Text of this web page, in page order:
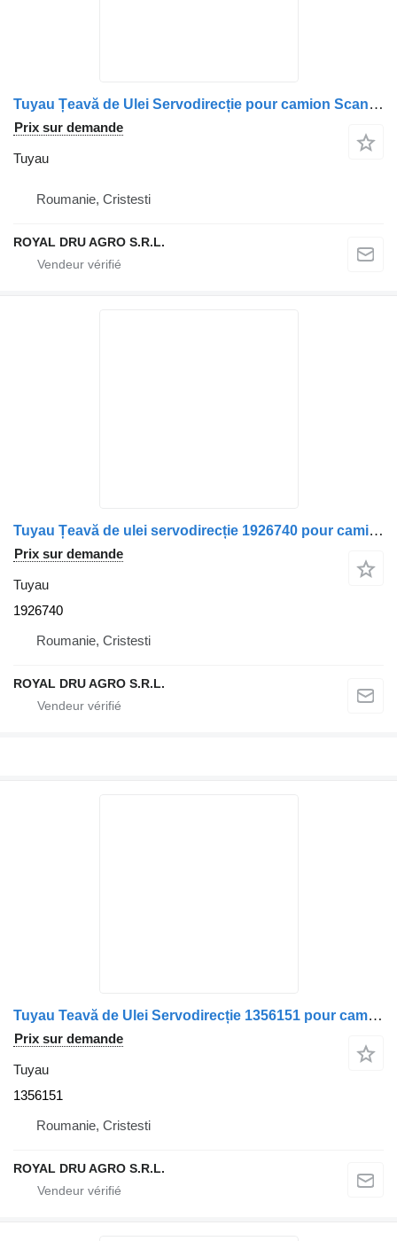
Tuyau Țeavă de Ulei Servodirecție pour camion Scania – Model 1791874
Prix sur demande
Tuyau
Roumanie, Cristesti
ROYAL DRU AGRO S.R.L.
Tuyau Țeavă de ulei servodirecție 1926740 pour camion Scania
Prix sur demande
Tuyau
1926740
Roumanie, Cristesti
ROYAL DRU AGRO S.R.L.
Tuyau Teavă de Ulei Servodirecție 1356151 pour camion Scania – Lungime 49 cm
Prix sur demande
Tuyau
1356151
Roumanie, Cristesti
ROYAL DRU AGRO S.R.L.